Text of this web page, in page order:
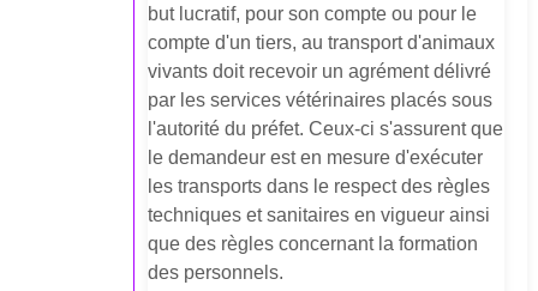
but lucratif, pour son compte ou pour le
compte d'un tiers, au transport d'animaux
vivants doit recevoir un agrément délivré
par les services vétérinaires placés sous
l'autorité du préfet. Ceux-ci s'assurent que
le demandeur est en mesure d'exécuter
les transports dans le respect des règles
techniques et sanitaires en vigueur ainsi
que des règles concernant la formation
des personnels.